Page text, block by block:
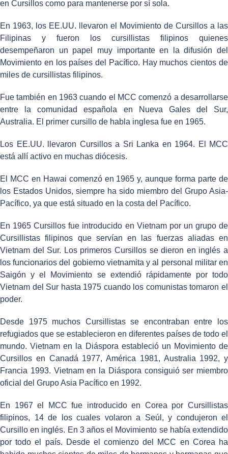
en Cursillos como para mantenerse por sí sola.
En 1963, los EE.UU. llevaron el Movimiento de Cursillos a las
Filipinas y fueron los cursillistas filipinos quienes
desempeñaron un papel muy importante en la difusión del
Movimiento en los países del Pacífico. Hay muchos cientos de
miles de cursillistas filipinos.
Fue también en 1963 cuando el MCC comenzó a desarrollarse
entre la comunidad española en Nueva Gales del Sur,
Australia. El primer cursillo de habla inglesa fue en 1965.
Los EE.UU. llevaron Cursillos a Sri Lanka en 1964. El MCC
está allí activo en muchas diócesis.
El MCC en Hawai comenzó en 1965 y, aunque forma parte de
los Estados Unidos, siempre ha sido miembro del Grupo Asia-
Pacífico, ya que está situado en la costa del Pacífico.
En 1965 Cursillos fue introducido en Vietnam por un grupo de
Cursillistas filipinos que servían en las fuerzas aliadas en
Vietnam del Sur. Los primeros Cursillos se dieron en inglés a
los funcionarios del gobierno vietnamita y al personal militar en
Saigón y el Movimiento se extendió rápidamente por todo
Vietnam del Sur hasta 1975 cuando los comunistas tomaron el
poder.
Desde 1975 muchos Cursillistas se encontraban entre los
refugiados que se establecieron en diferentes países de todo el
mundo. Vietnam en la Diáspora estableció un Movimiento de
Cursillos en Canadá 1977, América 1981, Australia 1992, y
Francia 1993. Vietnam en la Diáspora consiguió ser miembro
oficial del Grupo Asia Pacífico en 1992.
En 1967 el MCC fue introducido en Corea por Cursillistas
filipinos, 14 de los cuales volaron a Seúl, y condujeron el
Cursillo en inglés. En 3 años el Movimiento se había extendido
por todo el país. Desde el comienzo del MCC en Corea ha